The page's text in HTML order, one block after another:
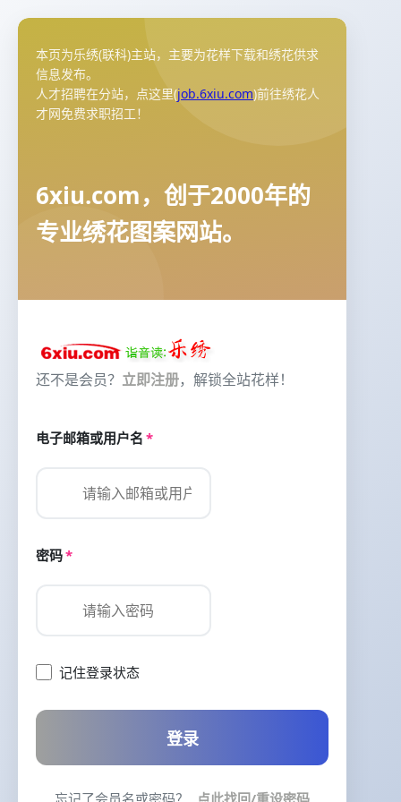
本页为乐绣(联科)主站，主要为花样下载和绣花供求
信息发布。
人才招聘在分站，点这里(job.6xiu.com)前往绣花人
才网免费求职招工！
6xiu.com，创于2000年的
专业绣花图案网站。
还不是会员？ 立即注册，解锁全站花样！
电子邮箱或用户名 *
密码*
记住登录状态
登录
忘记了会员名或密码？ 点此找回/重设密码